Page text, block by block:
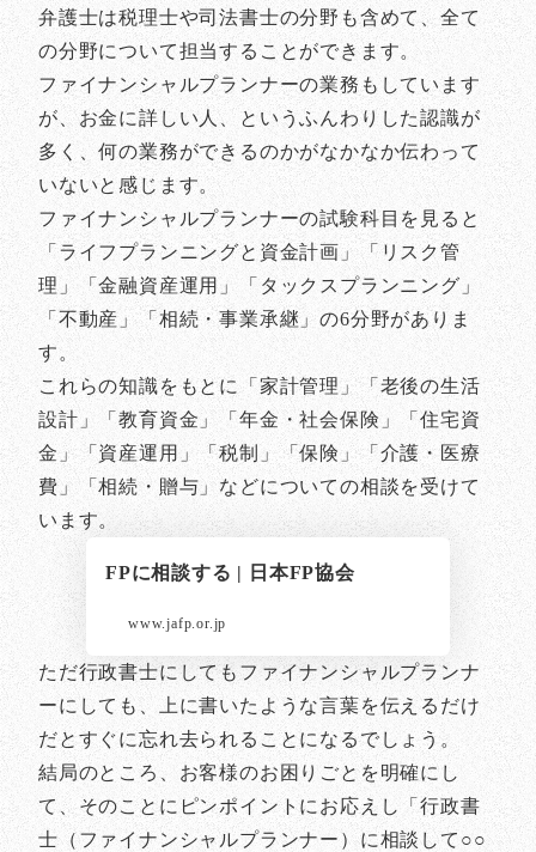
弁護士は税理士や司法書士の分野も含めて、全て
の分野について担当することができます。
ファイナンシャルプランナーの業務もしています
が、お金に詳しい人、というふんわりした認識が
多く、何の業務ができるのかがなかなか伝わって
いないと感じます。
ファイナンシャルプランナーの試験科目を見ると
「ライフプランニングと資金計画」「リスク管
理」「金融資産運用」「タックスプランニング」
「不動産」「相続・事業承継」の6分野がありま
す。
これらの知識をもとに「家計管理」「老後の生活
設計」「教育資金」「年金・社会保険」「住宅資
金」「資産運用」「税制」「保険」「介護・医療
費」「相続・贈与」などについての相談を受けて
います。
FPに相談する | 日本FP協会
www.jafp.or.jp
ただ行政書士にしてもファイナンシャルプランナ
ーにしても、上に書いたような言葉を伝えるだけ
だとすぐに忘れ去られることになるでしょう。
結局のところ、お客様のお困りごとを明確にし
て、そのことにピンポイントにお応えし「行政書
士（ファイナンシャルプランナー）に相談して○○